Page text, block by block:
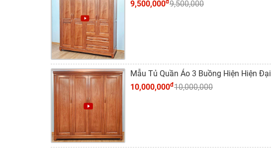
9,500,000 9,500,000
Mẫu Tủ Quần Áo 3 Buồng Hiện Hiện Đại
10,000,000đ10,000,000